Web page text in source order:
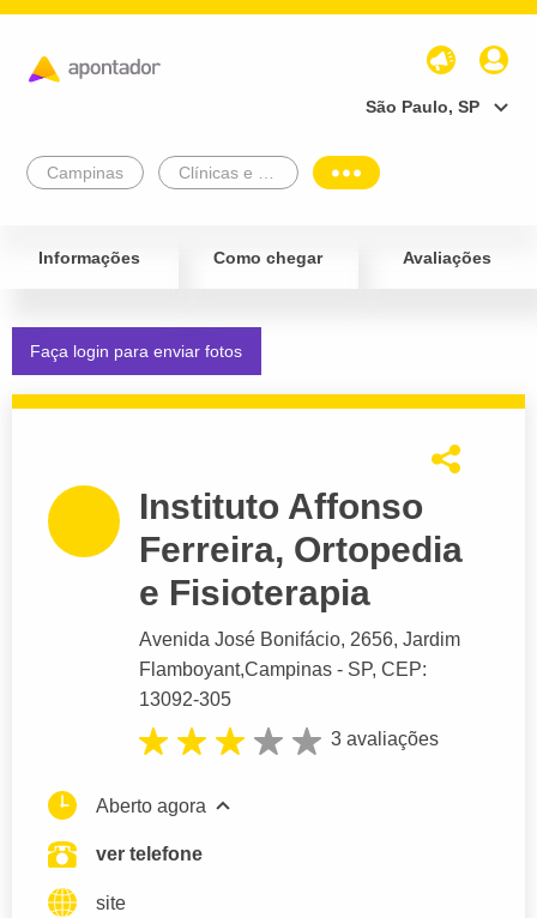
São Paulo, SP
Campinas
Informações Como chegar Avaliações
Faça login para enviar fotos
Instituto Affonso
Ferreira, Ortopedia
e Fisioterapia
Avenida José Bonifácio, 2656, Jardim
Flamboyant,Campinas - SP, CEP:
13092-305
3 avaliações
Aberto agora
ver telefone
site